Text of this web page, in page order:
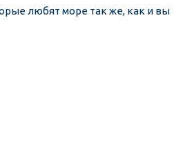
любят море так же, как и вы